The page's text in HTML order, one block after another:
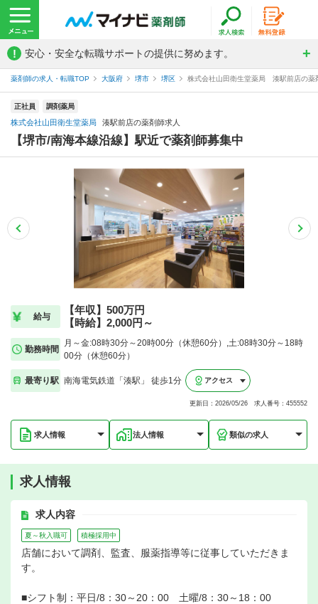
! 安心・安全な転職サポートの提供に努めます。
薬剤師の求人・転職TOP 大阪府 堺市 堺区 株式会社山田衛生堂薬局 湊駅前店の薬
正社員 調剤薬局
株式会社山田衛生堂薬局 湊駅前店の薬剤師求人
【堺市/南海本線沿線】駅近で薬剤師募集中
給与
【年収】500万円
【時給】2,000円～
勤務時間
月～金:08時30分～20時00分（休憩60分）,土:08時30分～18時
00分（休憩60分）
最寄り駅 南海電気鉄道「湊駅」 徒歩1分 アクセス
更新日：2026/05/26 求人番号：455552
求人情報 法人情報 類似の求人
求人情報
求人内容
夏～秋入職可 積極採用中
店舗において調剤、監査、服薬指導等に従事していただきま
す。
■シフト制：平日/8：30～20：00 土曜/8：30～18：00